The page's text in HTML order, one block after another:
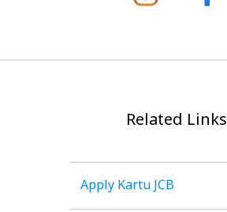
Related Links
Apply Kartu JCB